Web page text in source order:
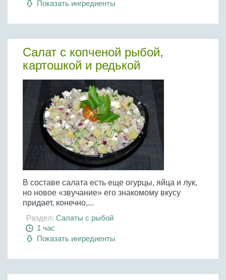
Бобовые
Показать ингредиенты
Салат с копченой рыбой,
картошкой и редькой
В составе салата есть еще огурцы, яйца и лук,
но новое «звучание» его знакомому вкусу
придает, конечно,...
Раздел: Салаты с рыбой
1 час
Показать ингредиенты